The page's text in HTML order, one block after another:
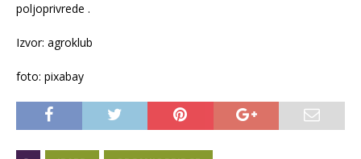
poljoprivrede .
Izvor: agroklub
foto: pixabay